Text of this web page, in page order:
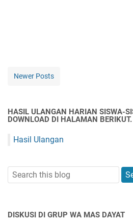
Newer Posts
HASIL ULANGAN HARIAN SISWA-
DOWNLOAD DI HALAMAN BERIKUT.
Hasil Ulangan
DISKUSI DI GRUP WA MAS DAYAT